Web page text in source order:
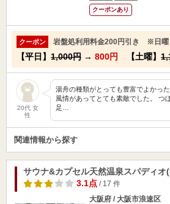
クーポンあり
クーポン 岩盤処利用料金200円引き ※日曜
【平日】 1,000円 → 800円 【土曜】
20代 女
性
湯舟の種類がとっても豊富でよかっ
風情があってとても素敵でした。 つ
足…
関連情報から探す
サウナ&カプセル天然温泉スパディオ
3.1点/ 17 件
大阪府 / 大阪市浪速区